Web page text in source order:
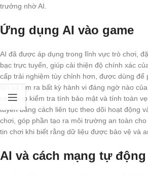
trưởng nhờ AI.
Ứng dụng AI vào game
AI đã được áp dụng trong lĩnh vực trò chơi,
bạc trực tuyến, giúp cải thiện độ chính xác
cấp trải nghiệm tùy chỉnh hơn, được dùng để
lận và tìm ra bất kỳ hành vi đáng ngờ nào
còn giúp kiểm tra tính bảo mật và tính toàn
tuyến bằng cách liên tục theo dõi hoạt động
chơi, góp phần tạo ra môi trường an toàn
tin chơi khi biết rằng dữ liệu được bảo vệ và
AI và cách mạng tự